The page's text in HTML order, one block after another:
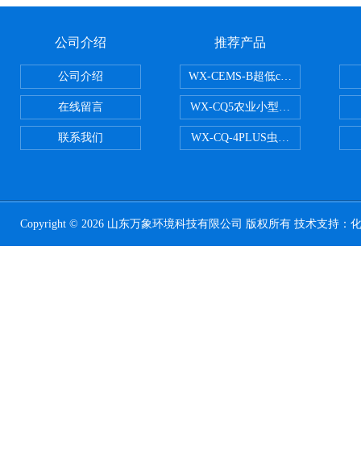
公司介绍
公司介绍
在线留言
联系我们
推荐产品
WX-CEMS-B超低cems烟气监测系
WX-CQ5农业小型气象站
WX-CQ-4PLUS虫情测报灯
Copyright © 2026 山东万象环境科技有限公司 版权所有 技术支持：